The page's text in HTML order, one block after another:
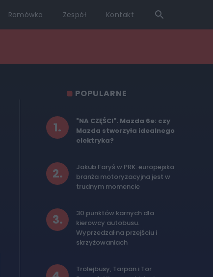
Ramówka Zespół Kontakt
POPULARNE
1.
"NA CZĘŚCI". Mazda 6e: czy
Mazda stworzyła idealnego
elektryka?
2.
Jakub Faryś w PRK: europejska
branża motoryzacyjna jest w
trudnym momencie
3.
30 punktów karnych dla
kierowcy autobusu.
Wyprzedzał na przejściu i
skrzyżowaniach
Trolejbusy, Tarpan i Tor